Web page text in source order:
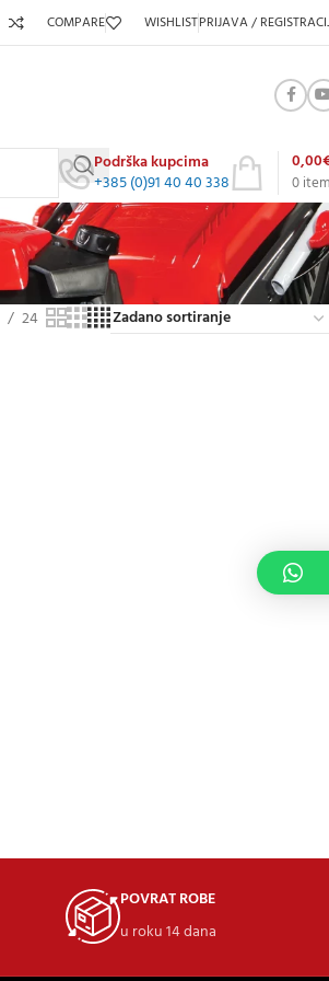
COMPARE WISHLISTPRIJAVA /
Podrška kupcima
+385 (0)91 40 40 338
0
0,00
24
POVRAT ROBE
u roku 14 dana